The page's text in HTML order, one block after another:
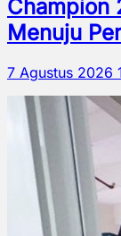
Champion
Menuju
7 Agustus 2026